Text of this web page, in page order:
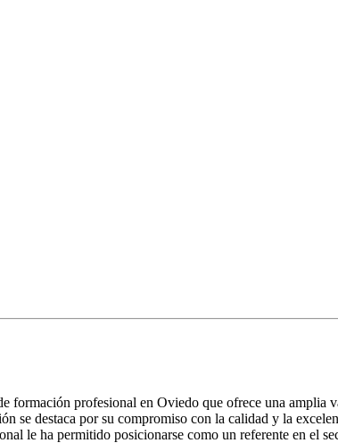
formación profesional en Oviedo que ofrece una amplia
se destaca por su compromiso con la calidad y la
le ha permitido posicionarse como un referente en el